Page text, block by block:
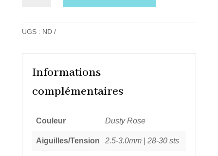
-
Silk
UGS : ND
Informations
complémentaires
Couleur Dusty Rose
Aiguilles/Tension 2.5-3.0mm | 28-30 sts